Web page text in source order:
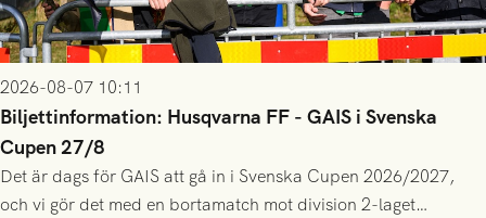
2026-08-07 10:11
Biljettinformation: Husqvarna FF - GAIS i Svenska
Cupen 27/8
Det är dags för GAIS att gå in i Svenska Cupen 2026/2027,
och vi gör det med en bortamatch mot division 2-laget